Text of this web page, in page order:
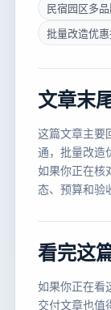
民宿园区多
批量改造优惠
文章末
这篇文章主要
通，批量改造
如果你正在核
态、预算和验
看完这
如果你正在看
交付文章也值